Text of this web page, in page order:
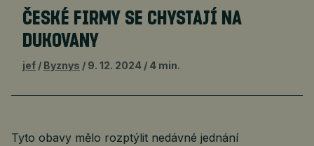
ČESKÉ FIRMY SE CHYSTAJÍ NA
DUKOVANY
jef Byznys 9. 12. 2024 4 min.
Tyto obavy mělo rozptýlit nedávné jednání